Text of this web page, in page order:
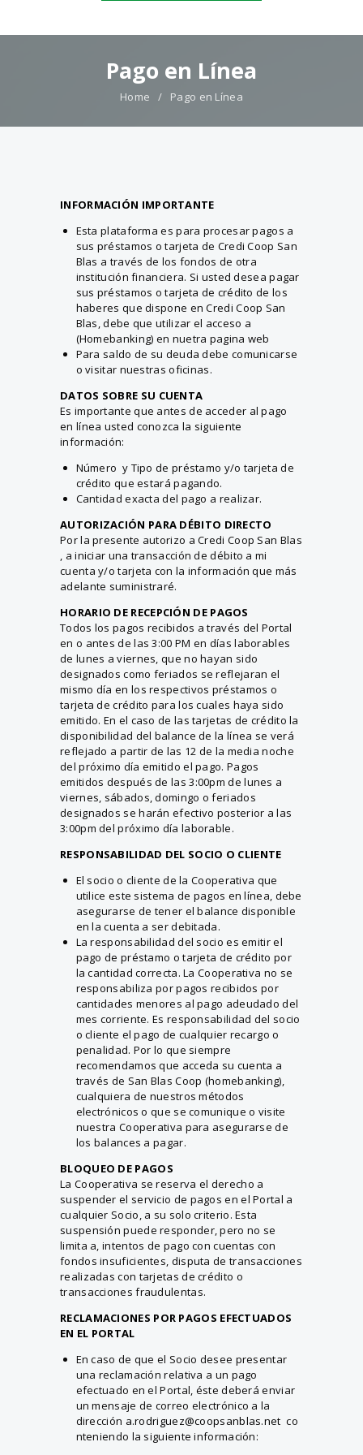
Pago en Línea
Home Pago en Línea
INFORMACIÓN IMPORTANTE
Esta plataforma es para procesar pagos a
sus préstamos o tarjeta de Credi Coop San
Blas a través de los fondos de otra
institución financiera. Si usted desea pagar
sus préstamos o tarjeta de crédito de los
haberes que dispone en Credi Coop San
Blas, debe que utilizar el acceso a
(Homebanking) en nuetra pagina web
Para saldo de su deuda debe comunicarse
o visitar nuestras oficinas.
DATOS SOBRE SU CUENTA
Es importante que antes de acceder al pago
en línea usted conozca la siguiente
información:
Número y Tipo de préstamo y/o tarjeta de
crédito que estará pagando.
Cantidad exacta del pago a realizar.
AUTORIZACIÓN PARA DÉBITO DIRECTO
Por la presente autorizo a Credi Coop San Blas
, a iniciar una transacción de débito a mi
cuenta y/o tarjeta con la información que más
adelante suministraré.
HORARIO DE RECEPCIÓN DE PAGOS
Todos los pagos recibidos a través del Portal
en o antes de las 3:00 PM en días laborables
de lunes a viernes, que no hayan sido
designados como feriados se reflejaran el
mismo día en los respectivos préstamos o
tarjeta de crédito para los cuales haya sido
emitido. En el caso de las tarjetas de crédito la
disponibilidad del balance de la línea se verá
reflejado a partir de las 12 de la media noche
del próximo día emitido el pago. Pagos
emitidos después de las 3:00pm de lunes a
viernes, sábados, domingo o feriados
designados se harán efectivo posterior a las
3:00pm del próximo día laborable.
RESPONSABILIDAD DEL SOCIO O CLIENTE
El socio o cliente de la Cooperativa que
utilice este sistema de pagos en línea, debe
asegurarse de tener el balance disponible
en la cuenta a ser debitada.
La responsabilidad del socio es emitir el
pago de préstamo o tarjeta de crédito por
la cantidad correcta. La Cooperativa no se
responsabiliza por pagos recibidos por
cantidades menores al pago adeudado del
mes corriente. Es responsabilidad del socio
o cliente el pago de cualquier recargo o
penalidad. Por lo que siempre
recomendamos que acceda su cuenta a
través de San Blas Coop (homebanking),
cualquiera de nuestros métodos
electrónicos o que se comunique o visite
nuestra Cooperativa para asegurarse de
los balances a pagar.
BLOQUEO DE PAGOS
La Cooperativa se reserva el derecho a
suspender el servicio de pagos en el Portal a
cualquier Socio, a su solo criterio. Esta
suspensión puede responder, pero no se
limita a, intentos de pago con cuentas con
fondos insuficientes, disputa de transacciones
realizadas con tarjetas de crédito o
transacciones fraudulentas.
RECLAMACIONES POR PAGOS EFECTUADOS
EN EL PORTAL
En caso de que el Socio desee presentar
una reclamación relativa a un pago
efectuado en el Portal, éste deberá enviar
un mensaje de correo electrónico a la
dirección a.rodriguez@coopsanblas.net co
nteniendo la siguiente información: